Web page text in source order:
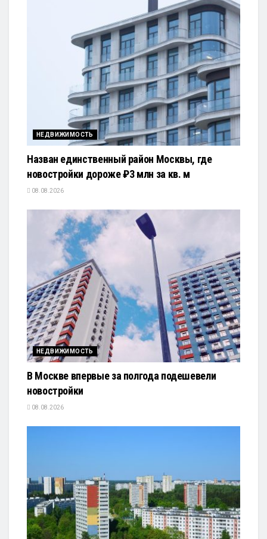
НЕДВИЖИМОСТЬ
Назван единственный район Москвы, где
новостройки дороже ₽3 млн за кв. м
08.08.2026
НЕДВИЖИМОСТЬ
В Москве впервые за полгода подешевели
новостройки
08.08.2026